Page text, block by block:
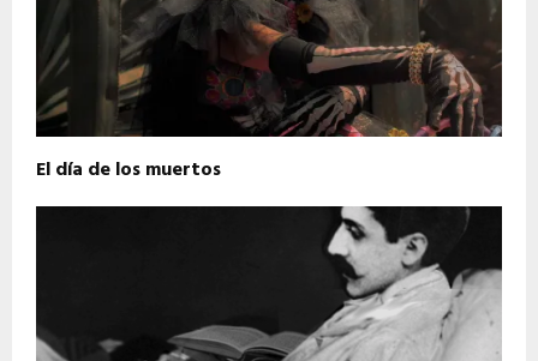
El día de los muertos